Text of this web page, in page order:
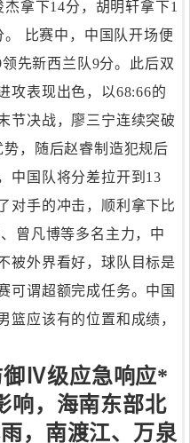
拿下14分，胡明轩拿下1
比赛中，中国队开场便
先新西兰队9分。此后双
攻表现出色，以68:66的
节决战，廖三宁连续突破
，随后赵睿制造犯规后
中国队将分差拉开到13
对手的冲击，顺利拿下比
曾凡博等多名主力，中
被外界看好，球队目标是
可谓超额完成任务。中国
篮应该有的位置和成绩，
Ⅳ级应急响应*
响，海南东部北
，南渡江、万泉